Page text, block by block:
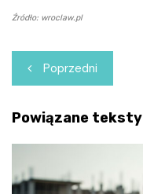
Źródło: wroclaw.pl
Nawigacja
wpisu
Poprzedni
Powiązane teksty